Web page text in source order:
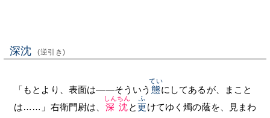
深沈 (逆引き)
「もとより、表面は——そういう 態
てい
にしてあるが、まこと
は……」右衛門尉は、 深沈
しんちん
と更
ふ
けてゆく燭の蔭を、見まわ